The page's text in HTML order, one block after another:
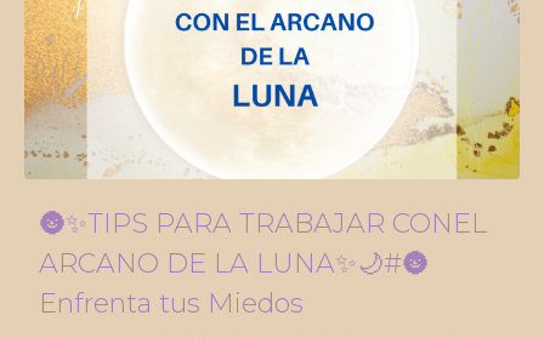
🌚✨TIPS PARA TRABAJAR CONEL
ARCANO DE LA LUNA✨🌙#🌚
Enfrenta tus Miedos